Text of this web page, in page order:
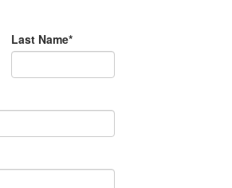
Last Name*